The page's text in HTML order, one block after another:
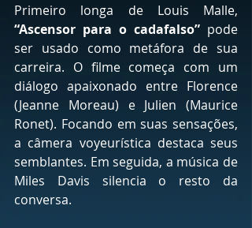
“Ascensor para o cadafalso” pode
ser usado como metáfora de sua
carreira. O filme começa com um
diálogo apaixonado entre Florence
(Jeanne Moreau) e Julien (Maurice
Ronet). Focando em suas sensações,
a câmera voyeurística destaca seus
semblantes. Em seguida, a música de
Miles Davis silencia o resto da
conversa.